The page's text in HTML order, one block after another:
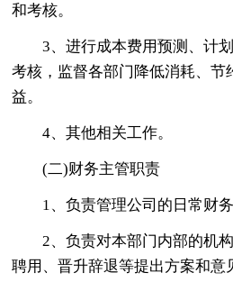
和考核。
3、进行成本费用预测、计
考核，监督各部门降低消耗、节
益。
4、其他相关工作。
(二)财务主管职责
1、负责管理公司的日常财务
2、负责对本部门内部的机
聘用、晋升辞退等提出方案和意